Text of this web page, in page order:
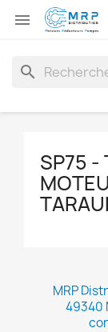

search
SP75 -
MRP
49340